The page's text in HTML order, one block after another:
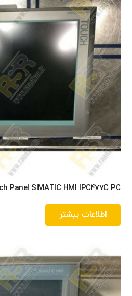
Panel SIMATIC HMI IPC477C PC
اطلاعات بیشتر